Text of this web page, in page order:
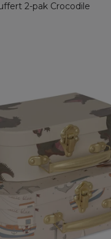
2-pak Crocodile